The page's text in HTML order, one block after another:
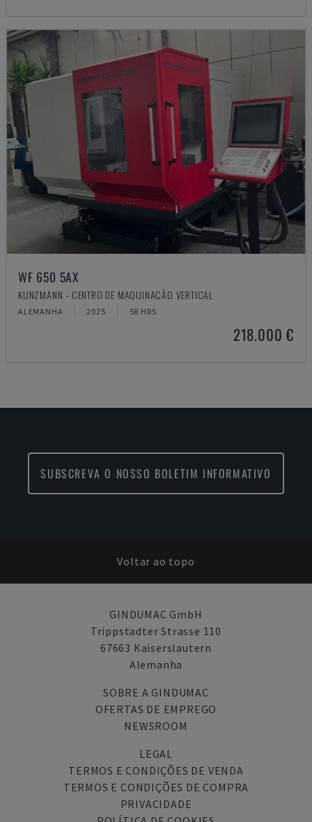
WF 650 5AX
KUNZMANN - CENTRO DE MAQUINAÇÃO VERTICAL
ALEMANHA 2025 58 HRS
218.000 €
SUBSCREVA O NOSSO BOLETIM INFORMATIVO
Voltar ao topo
GINDUMAC GmbH
Trippstadter Strasse 110
67663 Kaiserslautern
Alemanha
SOBRE A GINDUMAC
OFERTAS DE EMPREGO
NEWSROOM
LEGAL
TERMOS E CONDIÇÕES DE VENDA
TERMOS E CONDIÇÕES DE COMPRA
PRIVACIDADE